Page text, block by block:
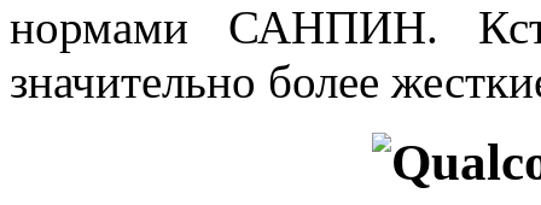
нормами САНПИН.
значительно более